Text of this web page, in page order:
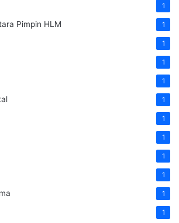
1
Pimpin HLM 1
1
1
1
1
1
1
1
1
1
1